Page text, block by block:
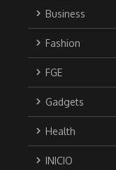
Business
Fashion
FGE
Gadgets
Health
INICIO